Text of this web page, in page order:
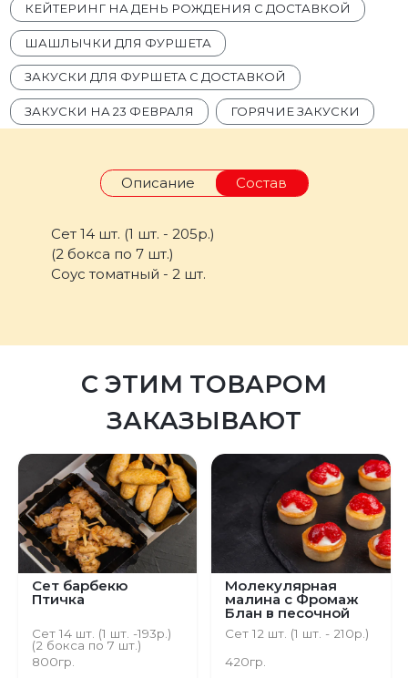
КЕЙТЕРИНГ НА ДЕНЬ РОЖДЕНИЯ С ДОСТАВКОЙ
ШАШЛЫЧКИ ДЛЯ ФУРШЕТА
ЗАКУСКИ ДЛЯ ФУРШЕТА С ДОСТАВКОЙ
ЗАКУСКИ НА 23 ФЕВРАЛЯ ГОРЯЧИЕ ЗАКУСКИ
Описание Состав
Сет 14 шт. (1 шт. - 205р.)
(2 бокса по 7 шт.)
Соус томатный - 2 шт.
С ЭТИМ ТОВАРОМ
ЗАКАЗЫВАЮТ
Предыдущий Следующий
Сет барбекю
Птичка
Сет 14 шт. (1 шт. -193р.)
(2 бокса по 7 шт.)
800гр.
Молекулярная
малина с Фромаж
Блан в песочной
тарталетке
Сет 12 шт. (1 шт. - 210р.)
420гр.